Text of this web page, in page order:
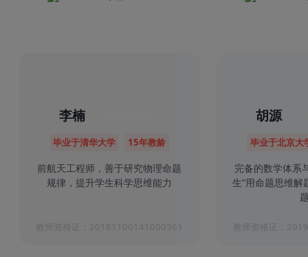
李楠
毕业于清华大学 15年教龄
前航天工程师，善于研究物理命题
规律，提升学生科学思维能力
教师资格证：20181100141000361
胡源
毕业于北京大
完备的数学体系
生“用命题思维
教师资格证：